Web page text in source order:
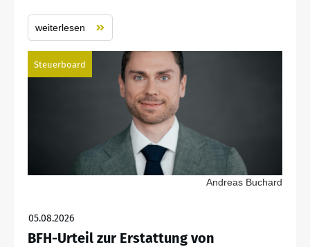
weiterlesen
Steuerboard
Andreas Buchard
05.08.2026
BFH-Urteil zur Erstattung von